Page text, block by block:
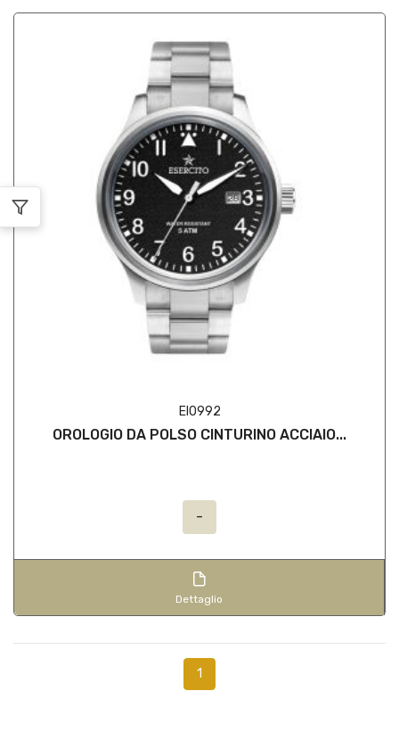
EI0992
OROLOGIO DA POLSO CINTURINO ACCIAIO...
-
Dettaglio
1